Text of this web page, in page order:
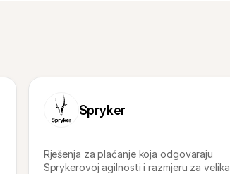
Spryker
Rješenja za plaćanje koja odgovaraju
Sprykerovoj agilnosti i razmjeru za velika